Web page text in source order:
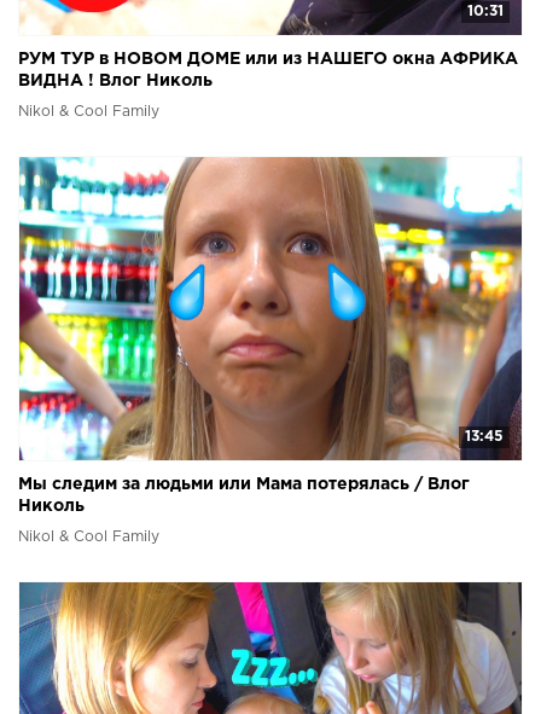
10:31
РУМ ТУР в НОВОМ ДОМЕ или из НАШЕГО окна АФРИКА
ВИДНА ! Влог Николь
Nikol & Cool Family
13:45
Мы следим за людьми или Мама потерялась / Влог
Николь
Nikol & Cool Family